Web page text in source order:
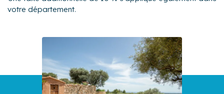
votre département.